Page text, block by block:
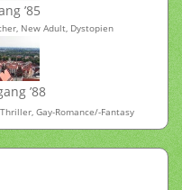
’85
New Adult, Dystopien
’88
Gay-Romance/-Fantasy